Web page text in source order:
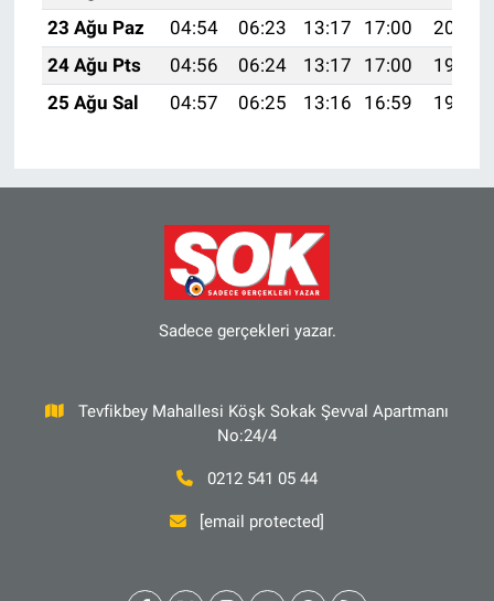
23 Ağu Paz
04:54 06:23 13:17 17:00
20:01
24 Ağu Pts
04:56 06:24 13:17 17:00
19:59
25 Ağu Sal
04:57 06:25 13:16 16:59 19:58
Sadece gerçekleri yazar.
Tevfikbey Mahallesi Köşk Sokak Şevval Apartmanı
No:24/4
0212 541 05 44
[email protected]